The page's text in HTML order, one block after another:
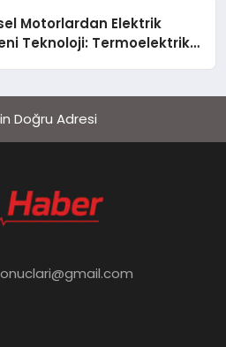
Motorlardan Elektrik
Teknoloji: Termoelektrik
Doğru Adresi